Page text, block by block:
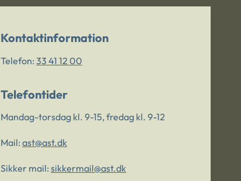
Kontaktinformation
Telefon: 33 41 12 00
Telefontider
Mandag-torsdag kl. 9-15, fredag kl. 9-12
Mail: ast@ast.dk
Sikker mail: sikkermail@ast.dk